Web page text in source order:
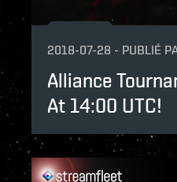
2018-07-28 - PUBLIÉ
Alliance
At 14:00 UTC!